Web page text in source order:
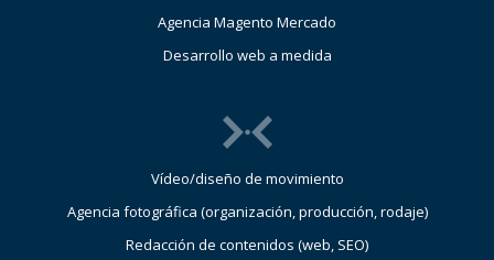
Agencia Magento Mercado
Desarrollo web a medida
Vídeo/diseño de movimiento
Agencia fotográfica (organización, producción, rodaje)
Redacción de contenidos (web, SEO)